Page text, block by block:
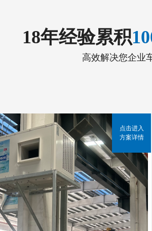
18年经验累积
高效解决您企业
点击进入
方案详情